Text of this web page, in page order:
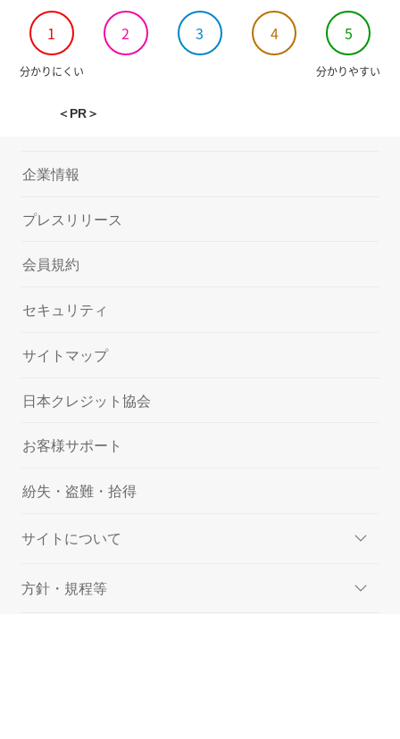
1 2 3 4 5
分かりにくい 分かりやすい
＜PR＞
企業情報
プレスリリース
会員規約
セキュリティ
サイトマップ
日本クレジット協会
お客様サポート
紛失・盗難・拾得
サイトについて
方針・規程等